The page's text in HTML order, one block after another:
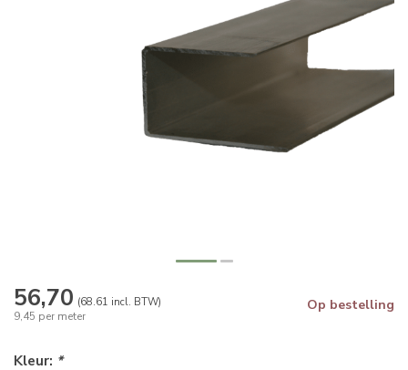
56,70 (68.61 incl. BTW)
9,45 per meter
Op bestelling
Kleur: *